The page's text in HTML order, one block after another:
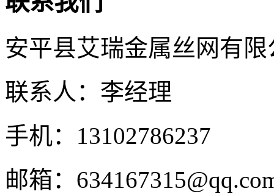
安平县艾瑞金属丝网有限
联系人：李经理
手机：13102786237
邮箱：